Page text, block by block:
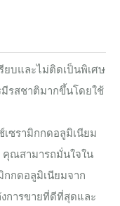
ยบและไม่ติดเป็นพิเศษ
มีรสชาติมากขึ้นโดยใช้
เซรามิกกดอลูมิเนียม
คุณสามารถมั่นใจใน
กกดอลูมิเนียมจาก
งการขายที่ดีที่สุดและ